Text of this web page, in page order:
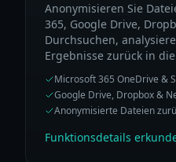
Anonymisieren Sie
365, Google Drive,
Durchsuchen,
Ergebnisse zurück in
Microsoft 365 OneDrive &
Google Drive, Dropbox &
Anonymisierte Dateien
Funktionsdetails